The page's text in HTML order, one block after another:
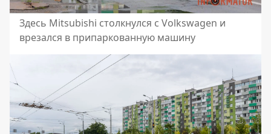
Здесь Mitsubishi столкнулся с Volkswagen и
врезался в припаркованную машину